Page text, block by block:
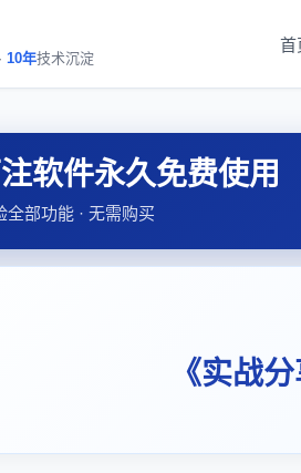
10年技术沉淀
首
软件永久免费使用
全部功能 · 无需购买
《实战